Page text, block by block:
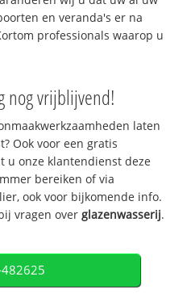
en veranda's er na
professionals waarop u
nog vrijblijvend!
laten
Ook voor een gratis
u onze klantendienst deze
bereiken of via
ook voor bijkomende info.
vragen overglazenwasserij.